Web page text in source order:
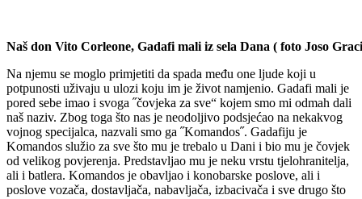
Naš don Vito Corleone, Gadafi mali iz sela Dana ( foto Joso
Na njemu se moglo primjetiti da spada među one ljude koji u
potpunosti uživaju u ulozi koju im je život namjenio. Gadafi mali je
pored sebe imao i svoga ˝čovjeka za sve“ kojem smo mi odmah dali
naš naziv. Zbog toga što nas je neodoljivo podsjećao na nekakvog
vojnog specijalca, nazvali smo ga ˝Komandos˝. Gadafiju je
Komandos služio za sve što mu je trebalo u Dani i bio mu je čovjek
od velikog povjerenja. Predstavljao mu je neku vrstu tjelohranitelja,
ali i batlera. Komandos je obavljao i konobarske poslove, ali i
poslove vozača, dostavljača, nabavljača, izbacivača i sve drugo što